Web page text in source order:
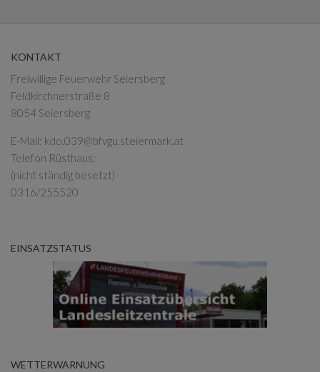
KONTAKT
Freiwillige Feuerwehr Seiersberg
Feldkirchnerstraße 8
8054 Seiersberg
E-Mail: kdo.039@bfvgu.steiermark.at
Telefon Rüsthaus:
(nicht ständig besetzt)
0316/255520
EINSATZSTATUS
WETTERWARNUNG